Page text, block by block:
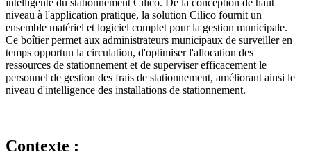
niveau à l'application pratique, la solution Cilico fournit un
ensemble matériel et logiciel complet pour la gestion municipale.
Ce boîtier permet aux administrateurs municipaux de surveiller en
temps opportun la circulation, d'optimiser l'allocation des
ressources de stationnement et de superviser efficacement le
personnel de gestion des frais de stationnement, améliorant ainsi le
niveau d'intelligence des installations de stationnement.
Contexte :